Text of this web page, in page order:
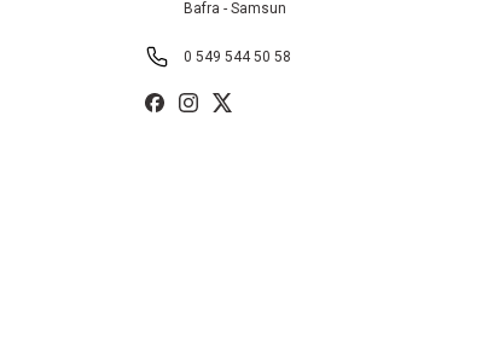
Bafra - Samsun
0 549 544 50 58